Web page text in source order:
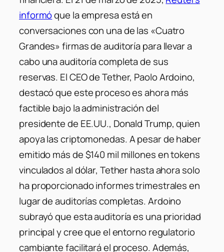
informóque la empresa está en
conversaciones con una de las «Cuatro
Grandes» firmas de auditoría para llevar a
cabo una auditoría completa de sus
reservas. El CEO de Tether, Paolo Ardoino,
destacó que este proceso es ahora más
factible bajo la administración del
presidente de EE.UU., Donald Trump, quien
apoya las criptomonedas.A pesar de haber
emitido más de $140 mil millones en tokens
vinculados al dólar, Tether hasta ahora solo
ha proporcionado informes trimestrales en
lugar de auditorías completas.Ardoino
subrayó que esta auditoría es una prioridad
principal y cree que el entorno regulatorio
cambiante facilitará el proceso.Además,